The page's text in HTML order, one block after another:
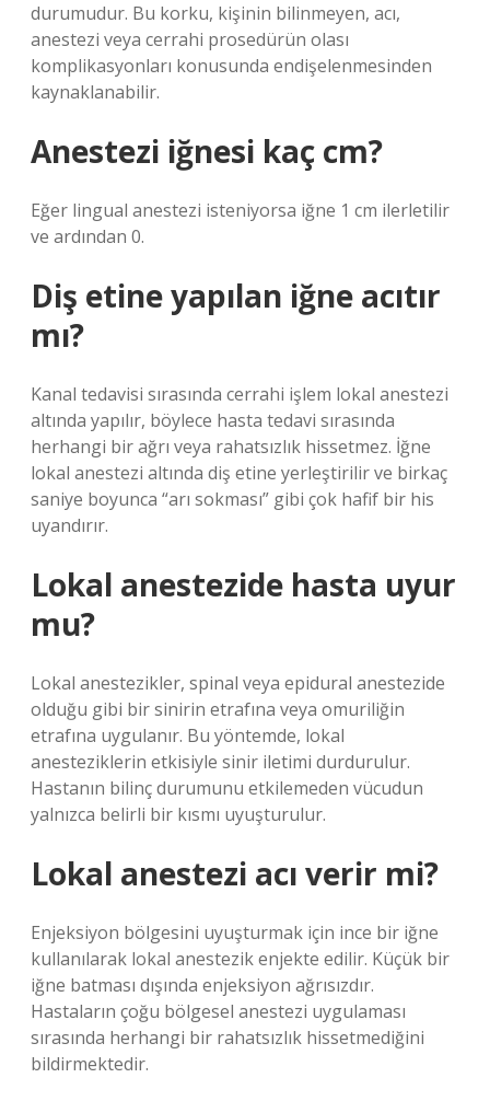
durumudur. Bu korku, kişinin bilinmeyen, acı,
anestezi veya cerrahi prosedürün olası
komplikasyonları konusunda endişelenmesinden
kaynaklanabilir.
Anestezi iğnesi kaç cm?
Eğer lingual anestezi isteniyorsa iğne 1 cm ilerletilir
ve ardından 0.
Diş etine yapılan iğne acıtır
mı?
Kanal tedavisi sırasında cerrahi işlem lokal anestezi
altında yapılır, böylece hasta tedavi sırasında
herhangi bir ağrı veya rahatsızlık hissetmez. İğne
lokal anestezi altında diş etine yerleştirilir ve birkaç
saniye boyunca “arı sokması” gibi çok hafif bir his
uyandırır.
Lokal anestezide hasta uyur
mu?
Lokal anestezikler, spinal veya epidural anestezide
olduğu gibi bir sinirin etrafına veya omuriliğin
etrafına uygulanır. Bu yöntemde, lokal
anesteziklerin etkisiyle sinir iletimi durdurulur.
Hastanın bilinç durumunu etkilemeden vücudun
yalnızca belirli bir kısmı uyuşturulur.
Lokal anestezi acı verir mi?
Enjeksiyon bölgesini uyuşturmak için ince bir iğne
kullanılarak lokal anestezik enjekte edilir. Küçük bir
iğne batması dışında enjeksiyon ağrısızdır.
Hastaların çoğu bölgesel anestezi uygulaması
sırasında herhangi bir rahatsızlık hissetmediğini
bildirmektedir.